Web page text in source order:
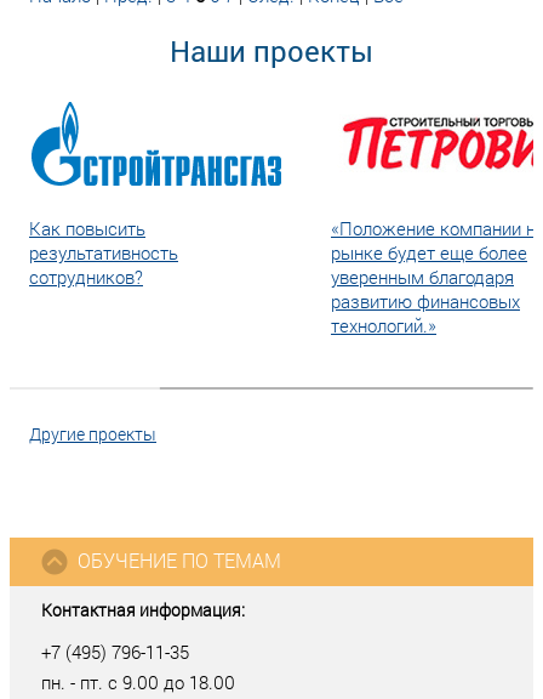
Наши проекты
Как повысить
результативность
сотрудников?
«Положение компании
рынке будет еще более
уверенным благодаря
развитию финансовых
технологий.»
Другие проекты
Контактная информация:
+7 (495) 796-11-35
пн. - пт. с 9.00 до 18.00
ОБУЧЕНИЕ ПО ТЕМАМ